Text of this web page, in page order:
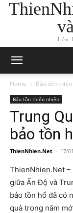
liên
Home Bảo tồn
Bảo tồn thiên nhiên
Trung
bảo tồn
ThienNhien.Net - 17/
ThienNhien.Net
giữa Ấn Độ và
bảo tồn hổ đã có
quà trong năm